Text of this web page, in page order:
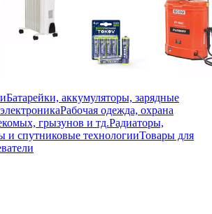
Батарейки, аккумуляторы, зарядные
Рабочая одежда, охрана
грызунов и тд.Радиаторы,
и спутниковые технологииТовары для